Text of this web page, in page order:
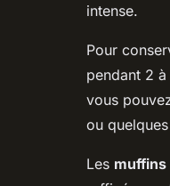
intense.
Pour
pendant 2
vous
ou
Les muffins